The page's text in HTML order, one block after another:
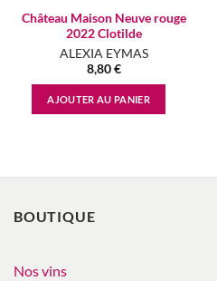
Château Maison Neuve rouge
2022 Clotilde
ALEXIA EYMAS
8,80€
AJOUTER AU PANIER
BOUTIQUE
Nos vins